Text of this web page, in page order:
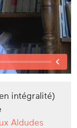
intégralité)
Aldudes